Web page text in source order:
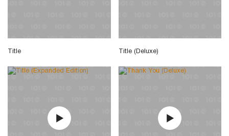
Title Title (Deluxe)